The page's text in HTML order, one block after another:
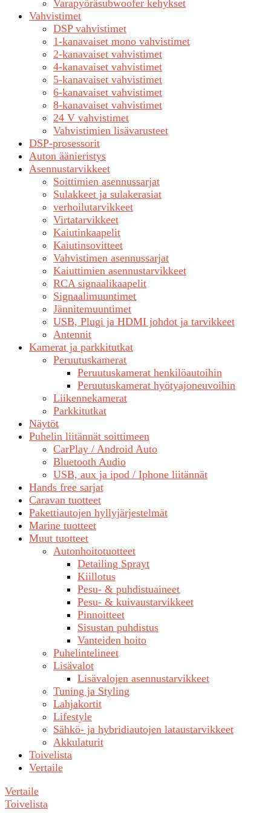
Varapyöräsubwoofer kehykset
Vahvistimet
DSP vahvistimet
1-kanavaiset mono vahvistimet
2-kanavaiset vahvistimet
4-kanavaiset vahvistimet
5-kanavaiset vahvistimet
6-kanavaiset vahvistimet
8-kanavaiset vahvistimet
24 V vahvistimet
Vahvistimien lisävarusteet
DSP-prosessorit
Auton äänieristys
Asennustarvikkeet
Soittimien asennussarjat
Sulakkeet ja sulakerasiat
verhoilutarvikkeet
Virtatarvikkeet
Kaiutinkaapelit
Kaiutinsovitteet
Vahvistimen asennussarjat
Kaiuttimien asennustarvikkeet
RCA signaalikaapelit
Signaalimuuntimet
Jännitemuuntimet
USB, Plugi ja HDMI johdot ja tarvikkeet
Antennit
Kamerat ja parkkitutkat
Peruutuskamerat
Peruutuskamerat henkilöautoihin
Peruutuskamerat hyötyajoneuvoihin
Liikennekamerat
Parkkitutkat
Näytöt
Puhelin liitännät soittimeen
CarPlay / Android Auto
Bluetooth Audio
USB, aux ja ipod / Iphone liitännät
Hands free sarjat
Caravan tuotteet
Pakettiautojen hyllyjärjestelmät
Marine tuotteet
Muut tuotteet
Autonhoitotuotteet
Detailing Sprayt
Kiillotus
Pesu- & puhdistuaineet
Pesu- & kuivaustarvikkeet
Pinnoitteet
Sisustan puhdistus
Vanteiden hoito
Puhelintelineet
Lisävalot
Lisävalojen asennustarvikkeet
Tuning ja Styling
Lahjakortit
Lifestyle
Sähkö- ja hybridiautojen lataustarvikkeet
Akkulaturit
Toivelista
Vertaile
Vertaile
Toivelista